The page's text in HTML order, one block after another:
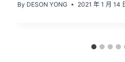
By DESON YONG 2021 年 1 月 14